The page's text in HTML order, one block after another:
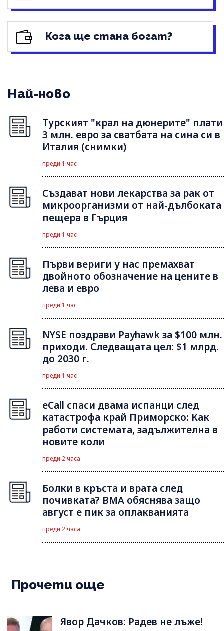
Кога ще стана богат?
Най-ново
Турският "крал на дюнерите" плати
3 млн. евро за сватбата на сина си в
Италия (снимки)
преди 1 час
Създават нови лекарства за рак от
микроорганизми от най-дълбоката
пещера в Гърция
преди 1 час
Първи вериги у нас премахват
двойното обозначение на цените в
лева и евро
преди 1 час
NYSE поздрави Payhawk за $100 млн.
приходи. Следващата цел: $1 млрд.
до 2030 г.
преди 1 час
eCall спаси двама испанци след
катастрофа край Приморско: Как
работи системата, задължителна в
новите коли
преди 2 часа
Болки в кръста и врата след
почивката? ВМА обяснява защо
август е пик за оплакванията
преди 2 часа
Прочети още
Явор Дачков: Радев не лъже!